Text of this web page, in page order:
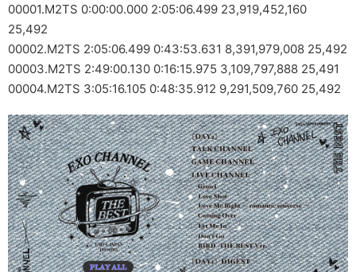
00001.M2TS 0:00:00.000 2:05:06.499 23,919,452,160
25,492
00002.M2TS 2:05:06.499 0:43:53.631 8,391,979,008 25,492
00003.M2TS 2:49:00.130 0:16:15.975 3,109,797,888 25,491
00004.M2TS 3:05:16.105 0:48:35.912 9,291,509,760 25,492